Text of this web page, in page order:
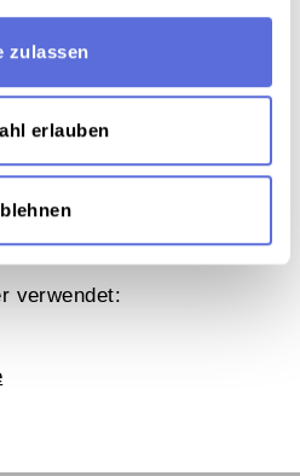
zulassen
erlauben
verwendet: